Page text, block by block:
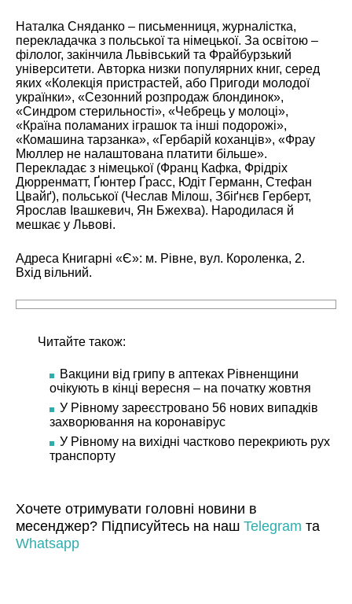
Наталка Сняданко – письменниця, журналістка,
перекладачка з польської та німецької. За освітою –
філолог, закінчила Львівський та Фрайбурзький
університети. Авторка низки популярних книг, серед
яких «Колекція пристрастей, або Пригоди молодої
українки», «Сезонний розпродаж блондинок»,
«Синдром стерильності», «Чебрець у молоці»,
«Країна поламаних іграшок та інші подорожі»,
«Комашина тарзанка», «Гербарій коханців», «Фрау
Мюллер не налаштована платити більше».
Перекладає з німецької (Франц Кафка, Фрідріх
Дюрренматт, Ґюнтер Ґрасс, Юдіт Германн, Стефан
Цвайґ), польської (Чеслав Мілош, Збіґнєв Герберт,
Ярослав Івашкевич, Ян Бжехва). Народилася й
мешкає у Львові.
Адреса Книгарні «Є»: м. Рівне, вул. Короленка, 2.
Вхід вільний.
Читайте також:
Вакцини від грипу в аптеках Рівненщини
очікують в кінці вересня – на початку жовтня
У Рівному зареєстровано 56 нових випадків
захворювання на коронавірус
У Рівному на вихідні частково перекриють рух
транспорту
Хочете отримувати головні новини в
месенджер? Підписуйтесь на наш Telegram та
Whatsapp